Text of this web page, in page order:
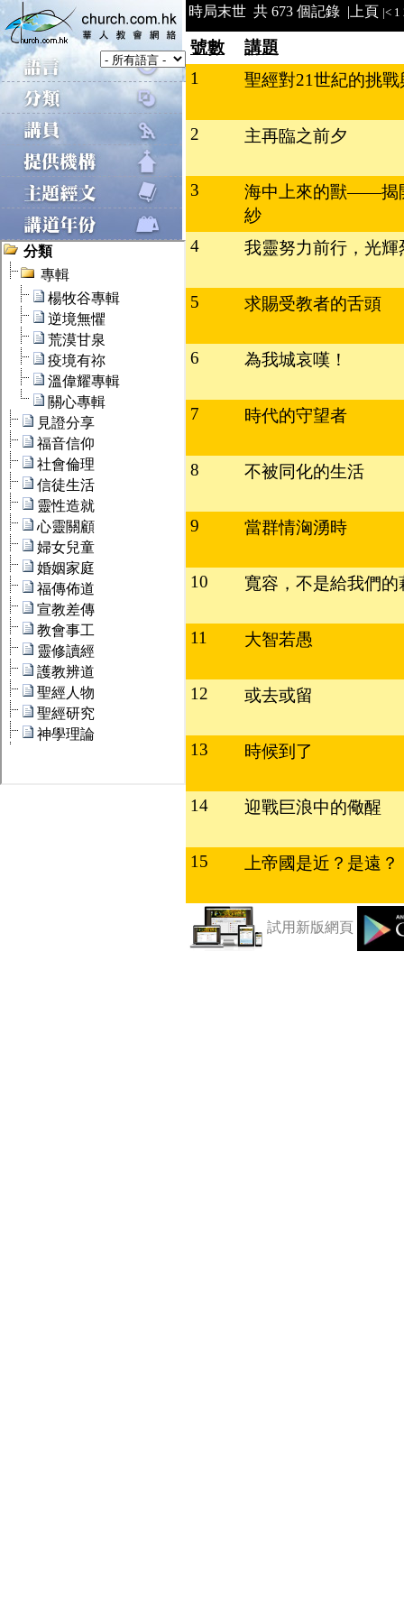
時局末世 共 673 個記錄 | 上頁 |< 1
號數
講題
1
聖經對21世紀的挑戰
2 主再臨之前夕
3
海中上來的獸——揭
紗
4
我靈努力前行，光輝
5 求賜受教者的舌頭
6 為我城哀嘆！
7 時代的守望者
8 不被同化的生活
9 當群情洶湧時
10 寬容，不是給我們的
11 大智若愚
12 或去或留
13 時候到了
14 迎戰巨浪中的儆醒
15 上帝國是近？是遠？
試用新版網頁